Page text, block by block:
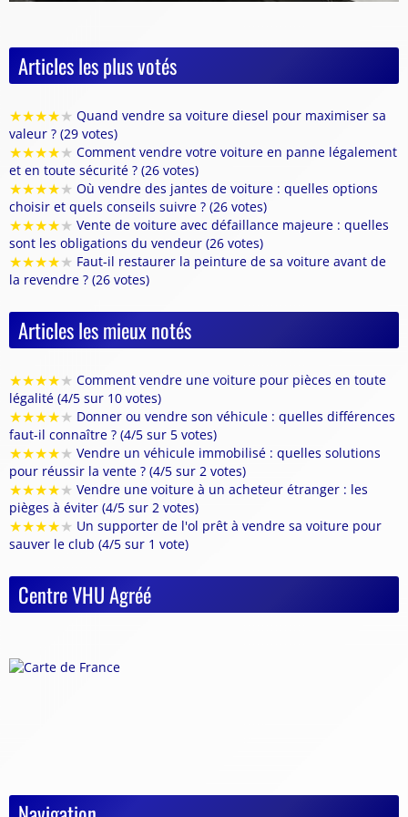
Articles les plus votés
★★★★★ Quand vendre sa voiture diesel pour maximiser sa
valeur ? (29 votes)
★★★★★ Comment vendre votre voiture en panne légalement
et en toute sécurité ? (26 votes)
★★★★★ Où vendre des jantes de voiture : quelles options
choisir et quels conseils suivre ? (26 votes)
★★★★★ Vente de voiture avec défaillance majeure : quelles
sont les obligations du vendeur (26 votes)
★★★★★ Faut-il restaurer la peinture de sa voiture avant de
la revendre ? (26 votes)
Articles les mieux notés
★★★★★ Comment vendre une voiture pour pièces en toute
légalité (4/5 sur 10 votes)
★★★★★ Donner ou vendre son véhicule : quelles différences
faut-il connaître ? (4/5 sur 5 votes)
★★★★★ Vendre un véhicule immobilisé : quelles solutions
pour réussir la vente ? (4/5 sur 2 votes)
★★★★★ Vendre une voiture à un acheteur étranger : les
pièges à éviter (4/5 sur 2 votes)
★★★★★ Un supporter de l'ol prêt à vendre sa voiture pour
sauver le club (4/5 sur 1 vote)
Centre VHU Agréé